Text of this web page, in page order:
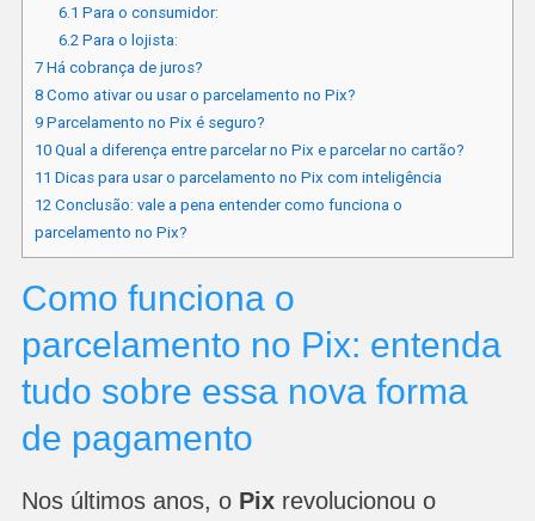
6.1 Para o consumidor:
6.2 Para o lojista:
7Há cobrança de juros?
8Como ativar ou usar o parcelamento no Pix?
9Parcelamento no Pix é seguro?
10Qual a diferença entre parcelar no Pix e parcelar no cartão?
11 Dicas para usar o parcelamento no Pix com inteligência
12 Conclusão: vale a pena entender como funciona o
parcelamento no Pix?
Como funciona o
parcelamento no Pix: entenda
tudo sobre essa nova forma
de pagamento
Nos últimos anos, oPix revolucionou o